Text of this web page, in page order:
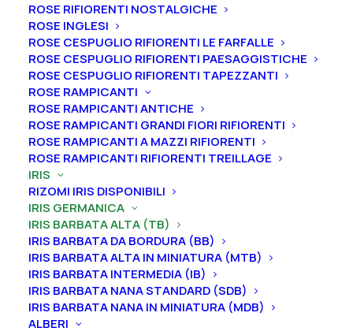
ROSE RIFIORENTI NOSTALGICHE
ROSE INGLESI
ROSE CESPUGLIO RIFIORENTI LE FARFALLE
ROSE CESPUGLIO RIFIORENTI PAESAGGISTICHE
ROSE CESPUGLIO RIFIORENTI TAPEZZANTI
ROSE RAMPICANTI
ROSE RAMPICANTI ANTICHE
ROSE RAMPICANTI GRANDI FIORI RIFIORENTI
ROSE RAMPICANTI A MAZZI RIFIORENTI
ROSE RAMPICANTI RIFIORENTI TREILLAGE
IRIS
RIZOMI IRIS DISPONIBILI
IRIS GERMANICA
IRIS BARBATA ALTA (TB)
IRIS BARBATA DA BORDURA (BB)
IRIS BARBATA ALTA IN MINIATURA (MTB)
IRIS BARBATA INTERMEDIA (IB)
IRIS BARBATA NANA STANDARD (SDB)
IRIS BARBATA NANA IN MINIATURA (MDB)
ALBERI
Home Iris Iris germanica
Iris germanica “Koldovskiie Chary”
Iris germanica “Koldovskiie
Chary”
From8,00€
L’iris germanica “Koldovskiie Chary”havessilli viola
molto pallido, leggera sfumatura lavanda delle
venature della nervatura centrale, bordati di oro
sfumato, ali viola intenso, stretto bordo lavanda,